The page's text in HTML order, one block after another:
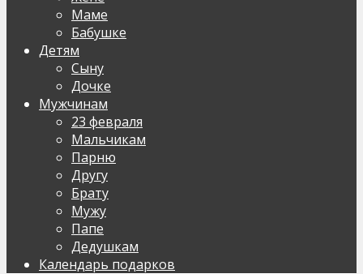
Маме
Бабушке
Детям
Сыну
Дочке
Мужчинам
23 февраля
Мальчикам
Парню
Другу
Брату
Мужу
Папе
Дедушкам
Календарь подарков